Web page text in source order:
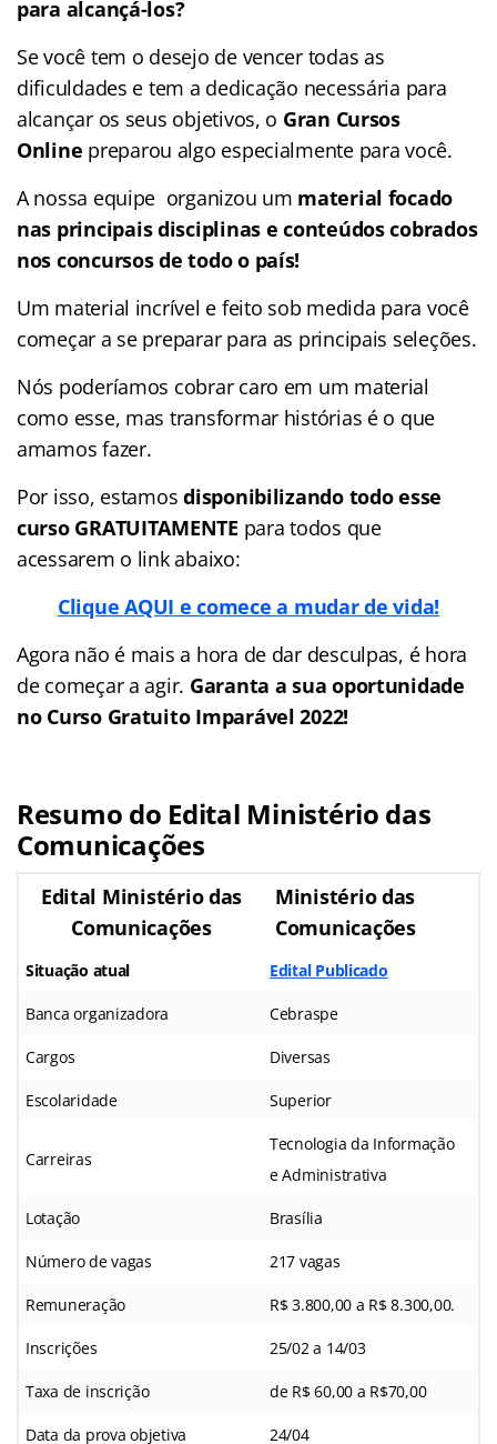
para alcançá-los?
Se você tem o desejo de vencer todas as
dificuldades e tem a dedicação necessária para
alcançar os seus objetivos, o Gran Cursos
Online preparou algo especialmente para você.
A nossa equipe organizou um material focado
nas principais disciplinas e conteúdos cobrados
nos concursos de todo o país!
Um material incrível e feito sob medida para você
começar a se preparar para as principais seleções.
Nós poderíamos cobrar caro em um material
como esse, mas transformar histórias é o que
amamos fazer.
Por isso, estamos disponibilizando todo esse
curso GRATUITAMENTE para todos que
acessarem o link abaixo:
Clique AQUI e comece a mudar de vida!
Agora não é mais a hora de dar desculpas, é hora
de começar a agir. Garanta a sua oportunidade
no Curso Gratuito Imparável 2022!
Resumo do Edital Ministério das
Comunicações
Edital Ministério das
Comunicações
Ministério das
Comunicações
Situação atual Edital Publicado
Banca organizadora Cebraspe
Cargos Diversas
Escolaridade Superior
Carreiras
Tecnologia da Informação
e Administrativa
Lotação Brasília
Número de vagas 217 vagas
Remuneração R$ 3.800,00 a R$ 8.300,00.
Inscrições 25/02 a 14/03
Taxa de inscrição de R$ 60,00 a R$70,00
Data da prova objetiva 24/04